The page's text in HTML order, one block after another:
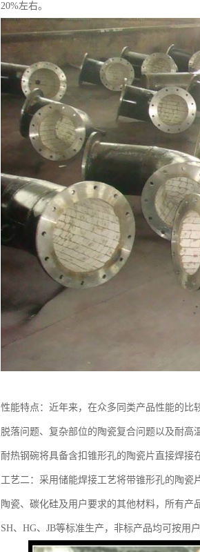
20%左右。
性能特点：近年来，在众多同类产品性能的比
脱落问题、复杂部位的陶瓷复合问题以及耐高
耐热钢碗将具备含扣锥形孔的陶瓷片直接焊接
工艺二：采用储能焊接工艺将带锥形孔的陶瓷
陶瓷、碳化硅及用户要求的其他材料，所有产
SH、HG、JB等标准生产，非标产品均可按用